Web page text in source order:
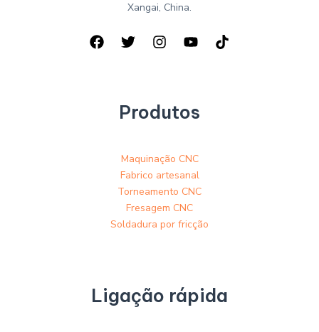
Xangai, China.
Produtos
Maquinação CNC
Fabrico artesanal
Torneamento CNC
Fresagem CNC
Soldadura por fricção
Ligação rápida